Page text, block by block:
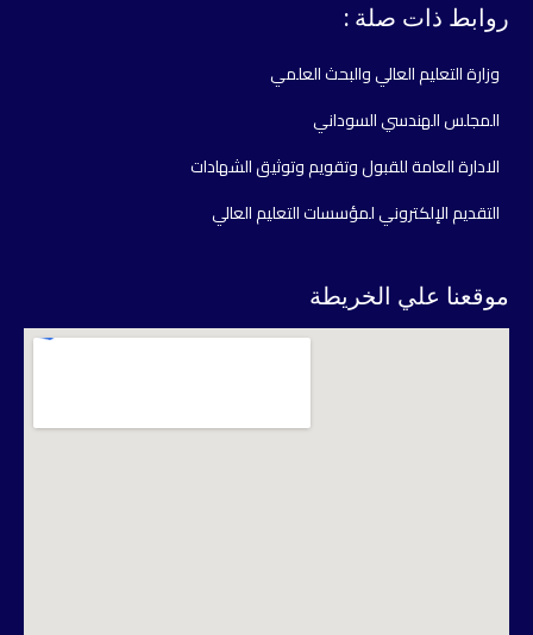
روابط ذات صلة :
وزارة التعليم العالي والبحث العلمي
المجلس الهندسي السوداني
الادارة العامة للقبول وتقويم وتوثيق الشهادات
التقديم الإلكتروني لمؤسسات التعليم العالي
موقعنا علي الخريطة